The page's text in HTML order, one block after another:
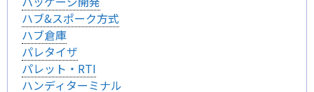
ハブ&スポーク方式
ハブ倉庫
パレタイザ
パレット・RTI
ハンディターミナル